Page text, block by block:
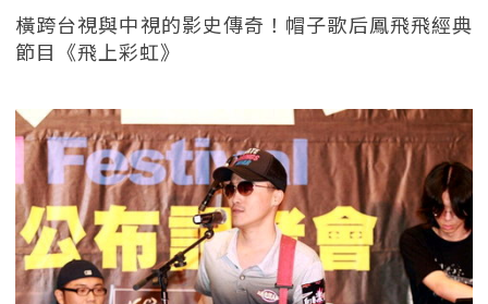
橫跨台視與中視的影史傳奇！帽子歌后鳳飛飛經典
節目《飛上彩虹》